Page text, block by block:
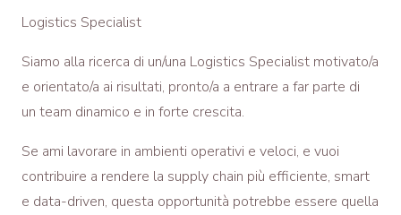
Logistics Specialist
Siamo alla ricerca di un/una Logistics Specialist motivato/a
e orientato/a ai risultati, pronto/a a entrare a far parte di
un team dinamico e in forte crescita.
Se ami lavorare in ambienti operativi e veloci, e vuoi
contribuire a rendere la supply chain più efficiente, smart
e data-driven, questa opportunità potrebbe essere quella